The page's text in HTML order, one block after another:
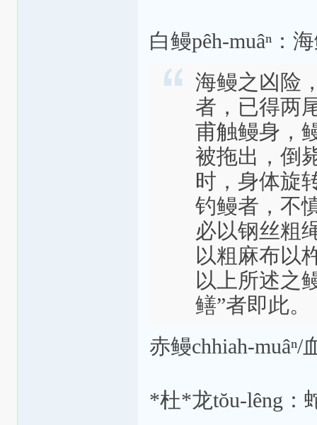
白鳗pêh-muâⁿ：
海鳗之凶险
者，已得两
甫触鳗身，
被拖出，倒
时，身体旋
钓鳗者，不
必以钢丝粗
以粗麻布以
以上所述之
鳝”者即此。
赤鳗chhiah-muâⁿ/
*杜*龙tŏu-lêng：